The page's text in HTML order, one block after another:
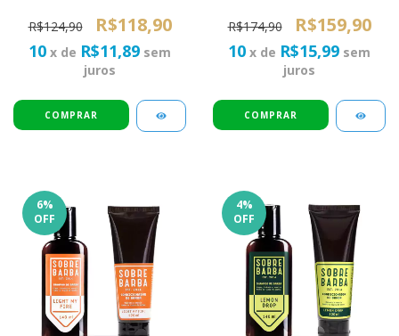
R$124,90
R$118,90
10 x de R$11,89 sem
juros
R$174,90
R$159,90
10 x de R$15,99 sem
juros
6%
OFF
4%
OFF